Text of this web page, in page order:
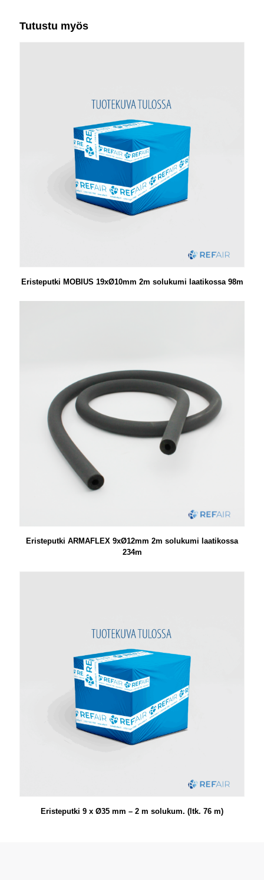
Tutustu myös
Eristeputki MOBIUS 19xØ10mm 2m solukumi laatikossa 98m
Eristeputki ARMAFLEX 9xØ12mm 2m solukumi laatikossa
234m
Eristeputki 9 x Ø35 mm – 2 m solukum. (ltk. 76 m)